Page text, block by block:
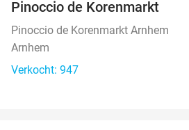
Pinoccio de Korenmarkt
Pinoccio de Korenmarkt Arnhem
Arnhem
Verkocht: 947